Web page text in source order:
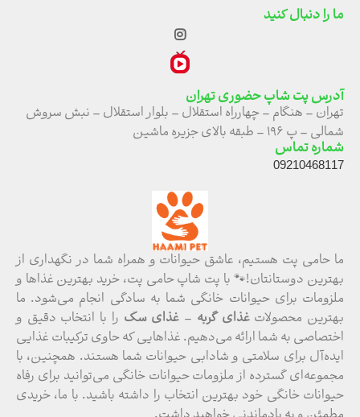
ما حامی پت هستیم، عاشق حیوانات و همراه شما در نگهداری از
بهترین دوستانتان!🐾 با پت شاپ حامی پت، خرید بهترین غذاها و
ملزومات برای حیوانات خانگی شما به سادگی انجام می‌شود. ما
بهترین محصولاتغذای گربه – غذای سگ را با انتخاب دقیق و
اختصاصی به شما ارائه می‌دهیم. غذاهایی که حاوی ترکیبات غذایی
ایده‌آل برای سلامتی و شادابی حیوانات شما هستند. همچنین، با
مجموعه‌ای گسترده از ملزومات حیوانات خانگی می‌توانید برای رفاه
حیوانات خانگی خود بهترین انتخاب را داشته باشید. با ما، خریدی
آدرس پت شاپ حضوری تهران
تهران – هنگام – چهارراه استقلال – بلوار استقلال – نبش سروش
شمالی – پ ۱۹۶ – طبقه بالای جزیره ماشین
شماره تماس
09210468117
ما را دنبال کنید